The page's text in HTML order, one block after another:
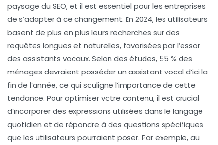
paysage du SEO, et il est essentiel pour les entreprises
de s’adapter à ce changement. En 2024, les utilisateurs
basent de plus en plus leurs recherches sur des
requêtes longues et naturelles, favorisées par l’essor
des assistants vocaux. Selon des études, 55 % des
ménages devraient posséder un assistant vocal d’ici la
fin de l’année, ce qui souligne l’importance de cette
tendance. Pour optimiser votre contenu, il est crucial
d’incorporer des expressions utilisées dans le langage
quotidien et de répondre à des questions spécifiques
que les utilisateurs pourraient poser. Par exemple, au